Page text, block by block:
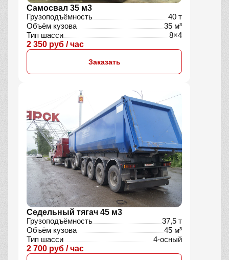
Самосвал 35 м3
Грузоподъёмность
40 т
Объём кузова
35 м³
Тип шасси
8×4
2 350 руб / час
Заказать
Седельный тягач 45 м3
Грузоподъёмность
37,5 т
Объём кузова
45 м³
Тип шасси
4-осный
2 700 руб / час